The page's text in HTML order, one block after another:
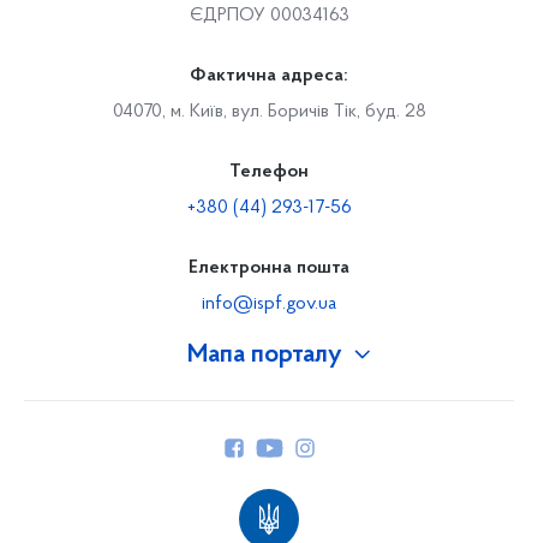
Мапа порталу
ЄДРПОУ 00034163
Фактична адреса:
04070, м. Київ, вул. Боричів Тік, буд. 28
Телефон
+380 (44) 293-17-56
Електронна пошта
info@ispf.gov.ua